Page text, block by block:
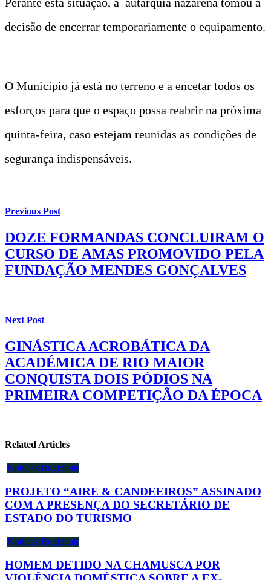
decisão de encerrar temporariamente o equipamento.
O Município já está no terreno e a encetar todos os
esforços para que o espaço possa reabrir na próxima
quinta-feira, caso estejam reunidas as condições de
segurança indispensáveis.
Previous Post
DOZE FORMANDAS CONCLUIRAM O
CURSO DE AMAS PROMOVIDO PELA
FUNDAÇÃO MENDES GONÇALVES
Next Post
GINÁSTICA ACROBÁTICA DA
ACADÉMICA DE RIO MAIOR
CONQUISTA DOIS PÓDIOS NA
PRIMEIRA COMPETIÇÃO DA ÉPOCA
Related Articles
Notícias Regionais
PROJETO “AIRE & CANDEEIROS” ASSINADO
COM A PRESENÇA DO SECRETÁRIO DE
ESTADO DO TURISMO
Notícias Regionais
HOMEM DETIDO NA CHAMUSCA POR